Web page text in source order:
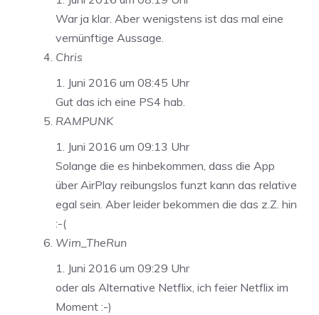
War ja klar. Aber wenigstens ist das mal eine
vernünftige Aussage.
Chris
1. Juni 2016 um 08:45 Uhr
Gut das ich eine PS4 hab.
RAMPUNK
1. Juni 2016 um 09:13 Uhr
Solange die es hinbekommen, dass die App
über AirPlay reibungslos funzt kann das relative
egal sein. Aber leider bekommen die das z.Z. hin
:-(
Wim_TheRun
1. Juni 2016 um 09:29 Uhr
oder als Alternative Netflix, ich feier Netflix im
Moment :-)